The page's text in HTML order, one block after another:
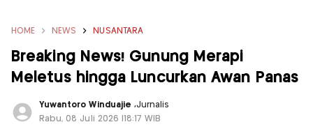
HOME NEWS NUSANTARA
Breaking News! Gunung Merapi
Meletus hingga Luncurkan Awan Panas
Yuwantoro Winduajie ,Jurnalis
Rabu, 08 Juli 2026 |18:17 WIB